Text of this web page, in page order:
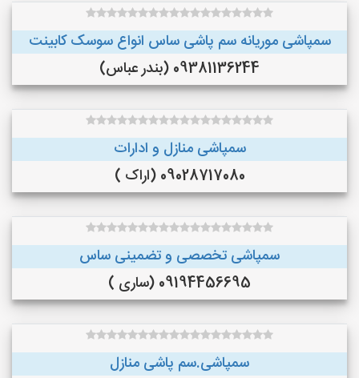
سمپاشی موریانه سم پاشی ساس انواع سوسک کابینت
09381136244 (بندر عباس)
سمپاشی منازل و ادارات
09028717080 (اراک )
سمپاشی تخصصی و تضمینی ساس
09194456695 (ساری )
سمپاشی.سم پاشی منازل